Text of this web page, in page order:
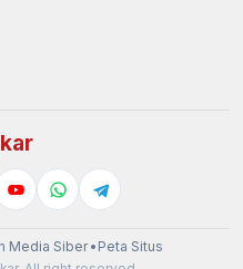
Media Siber• Peta Situs